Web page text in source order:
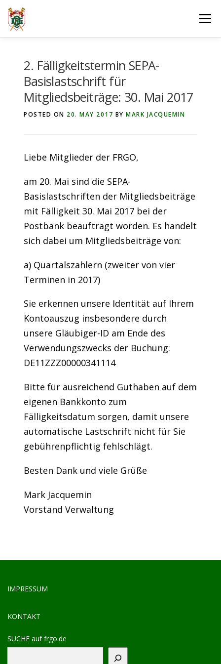
Skip
to
content
Menu
JUGEND- & LEISTUNGS­RUDERN
2. Fälligkeitstermin SEPA-
Basislastschrift für
Mitgliedsbeiträge: 30. Mai 2017
POSTED ON 20. MAY 2017 BYMARK JACQUEMIN
Liebe Mitglieder der FRGO,
am 20. Mai sind die SEPA-
Basislastschriften der Mitgliedsbeiträge
mit Fälligkeit 30. Mai 2017 bei der
Postbank beauftragt worden. Es handelt
sich dabei um Mitgliedsbeiträge von:
a) Quartalszahlern (zweiter von vier
Terminen in 2017)
Sie erkennen unsere Identität auf Ihrem
Kontoauszug insbesondere durch
unsere Gläubiger-ID am Ende des
Verwendungszwecks der Buchung:
DE11ZZZ00000341114
Bitte für ausreichend Guthaben auf dem
eigenen Bankkonto zum
Fälligkeitsdatum sorgen, damit unsere
automatische Lastschrift nicht für Sie
gebührenpflichtig fehlschlägt.
Besten Dank und viele Grüße
Mark Jacquemin
Vorstand Verwaltung
IMPRESSUM
KONTAKT
SUCHE auf frgo.de